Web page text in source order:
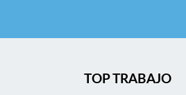
TOP TRABAJO